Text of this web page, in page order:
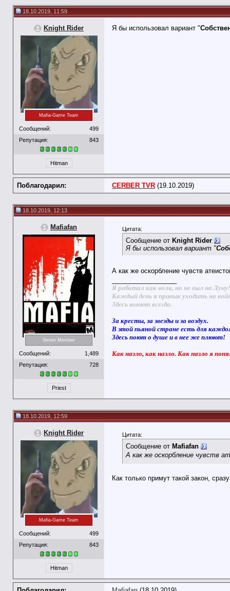
18.10.2019, 11:59
Knight Rider
Mafia-Game Team
Сообщений:
499
Репутация:
843
Hitman
Я бы использовал вариант "
Поблагодарил: CERBER TVR (19.10.2019)
18.10.2019, 12:13
Mafiafan
Senior Member
Сообщений:
1,489
Репутация:
728
Priest
Цитата:
Сообщение от Knight Rider
Я бы использовал вариант "
А как же оскорбление чувств
Я работал как волк, но не выл на Луну!
Каждый день я привык уходить на
Здесь воюют всегда.
За кресты, за звезды и за воздух.
В этой пьяной стране есть для
Здесь поют о душе и в нее же плюют!
Как назло, как назло. Как назло я
18.10.2019, 12:59
Knight Rider
Mafia-Game Team
Сообщений:
499
Репутация:
843
Hitman
Цитата:
Сообщение от Mafiafan
А как же оскорбление чувств
Как только примут такой закон,